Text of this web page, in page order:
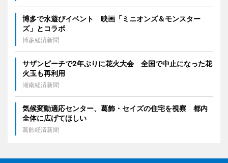
博多で水遊びイベント 映画「ミニオンズ＆モンスター
ズ」とコラボ
博多経済新聞
サザンビーチで2年ぶりに花火大会 全国で中止になった花
火玉も再利用
湘南経済新聞
気候変動適応センター、葛飾・セイズの住宅を視察 都内
全体に広げてほしい
葛飾経済新聞